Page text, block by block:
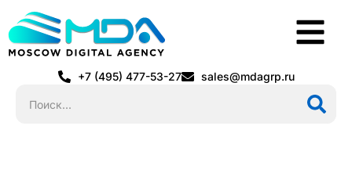
+7 (495) 477-53-27 sales@mdagrp.ru